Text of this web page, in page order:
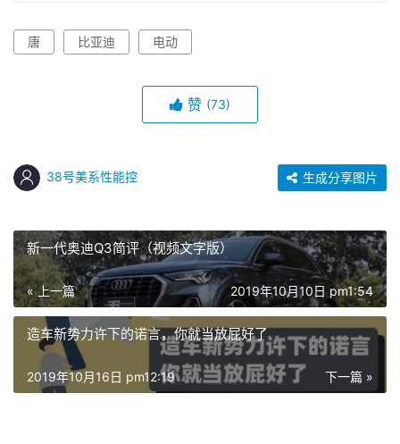
唐 比亚迪 电动
赞 (73)
38号美系性能控 生成分享图片
新一代奥迪Q3简评（视频文字版）
« 上一篇 2019年10月10日 pm1:54
造车新势力许下的诺言，你就当放屁好了
下一篇 »
2019年10月16日 pm12:19